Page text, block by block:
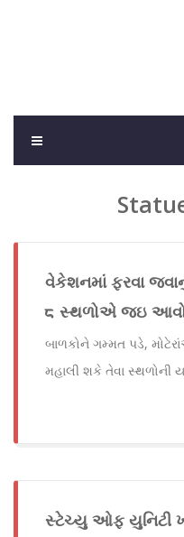
વેકેશનમાં ફરવા
८ સ્થળોએ જઇ
બાળકોને ગમ્મત પડે,
મહાલી શકે તેવા સ્થળોની
સ્ટેચ્યુ ઓફ યુનિટી